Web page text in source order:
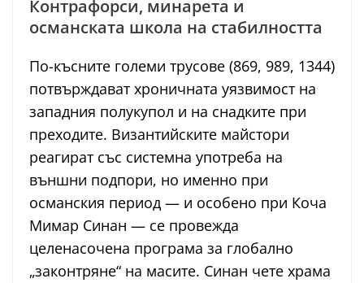
Контрафорси, минарета и
османската школа на стабилността
По-късните големи трусове (869, 989, 1344)
потвърждават хроничната уязвимост на
западния полукупол и на снадките при
преходите. Византийските майстори
реагират със системна употреба на
външни подпори, но именно при
османския период — и особено при Коча
Мимар Синан — се провежда
целенасочена програма за глобално
„законтряне“ на масите. Синан чете храма